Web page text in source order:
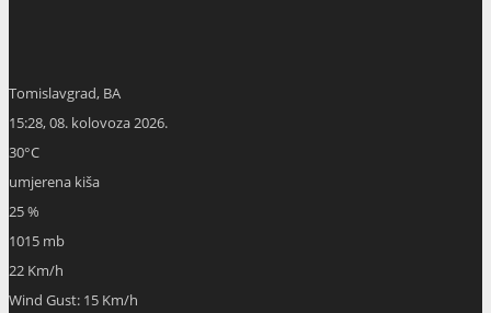
Tomislavgrad, BA
15:28,08. kolovoza 2026.
30°C
umjerena kiša
25 %
1015 mb
22 Km/h
Wind Gust: 15 Km/h